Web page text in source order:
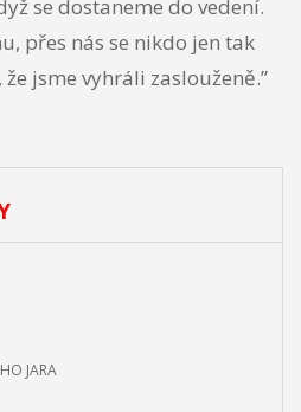
se dostaneme do vedení.
přes nás se nikdo jen tak
jsme vyhráli zaslouženě.”
JARA